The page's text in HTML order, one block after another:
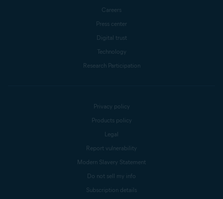
Careers
Press center
Digital trust
Technology
Research Participation
Privacy policy
Products policy
Legal
Report vulnerability
Modern Slavery Statement
Do not sell my info
Subscription details